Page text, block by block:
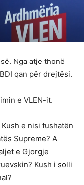
Nga atje thonë
qan për drejtësi.
e VLEN-it.
e nisi fushatën
Supreme? A
e Gjorgje
Kush i solli